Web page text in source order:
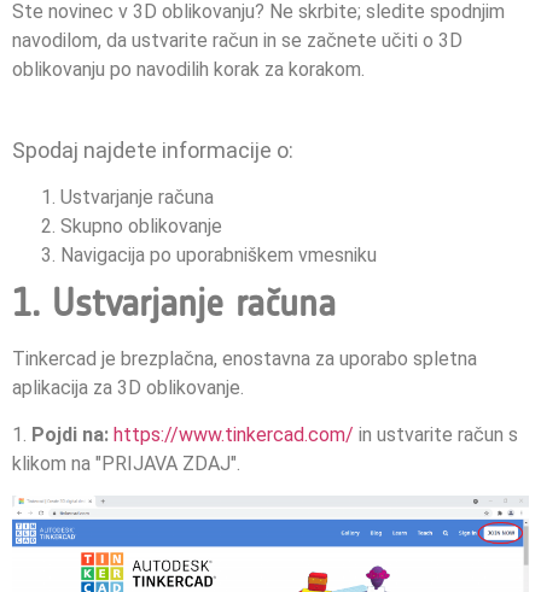
Ste novinec v 3D oblikovanju? Ne skrbite; sledite spodnjim
navodilom, da ustvarite račun in se začnete učiti o 3D
oblikovanju po navodilih korak za korakom.
Spodaj najdete informacije o:
Ustvarjanje računa
Skupno oblikovanje
Navigacija po uporabniškem vmesniku
1. Ustvarjanje računa
Tinkercad je brezplačna, enostavna za uporabo spletna
aplikacija za 3D oblikovanje.
1. Pojdi na: https://www.tinkercad.com/ in ustvarite račun s
klikom na "PRIJAVA ZDAJ".